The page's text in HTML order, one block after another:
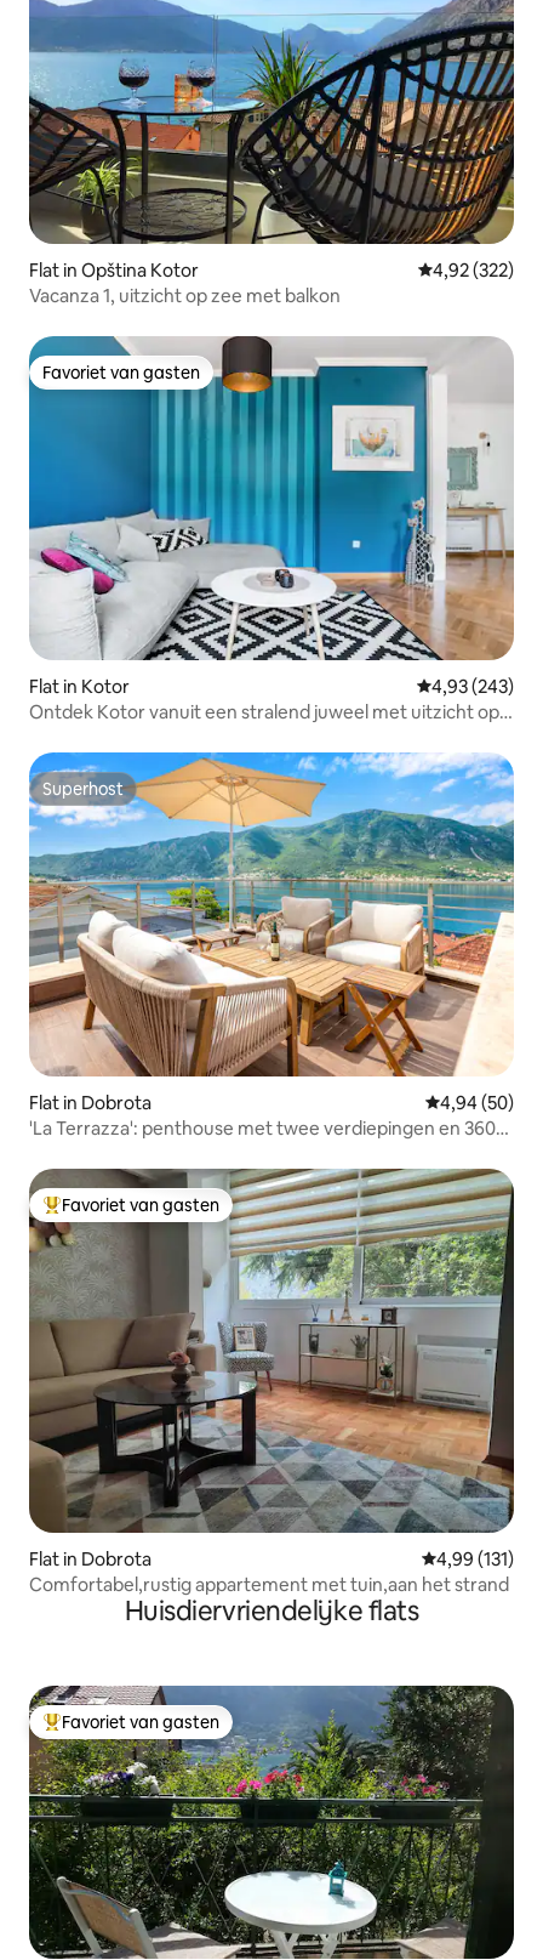
Flat in Opština Kotor Gemiddelde
4,92 (322)
Vacanza 1, uitzicht op zee met balkon
Favoriet van gasten
Favoriet van gasten
Flat in Kotor Gemiddelde
4,93 (243)
Ontdek Kotor vanuit een stralend juweel met uitzicht op
Superhost
Superhost
Flat in Dobrota Gemiddelde
4,94 (50)
'La Terrazza': penthouse met twee verdiepingen en 360°
Topfavoriet van gasten
Favoriet van gasten
Flat in Dobrota Gemiddelde
4,99 (131)
Comfortabel,rustig appartement met tuin,aan het strand
Huisdiervriendelijke flats
Topfavoriet van gasten
Favoriet van gasten